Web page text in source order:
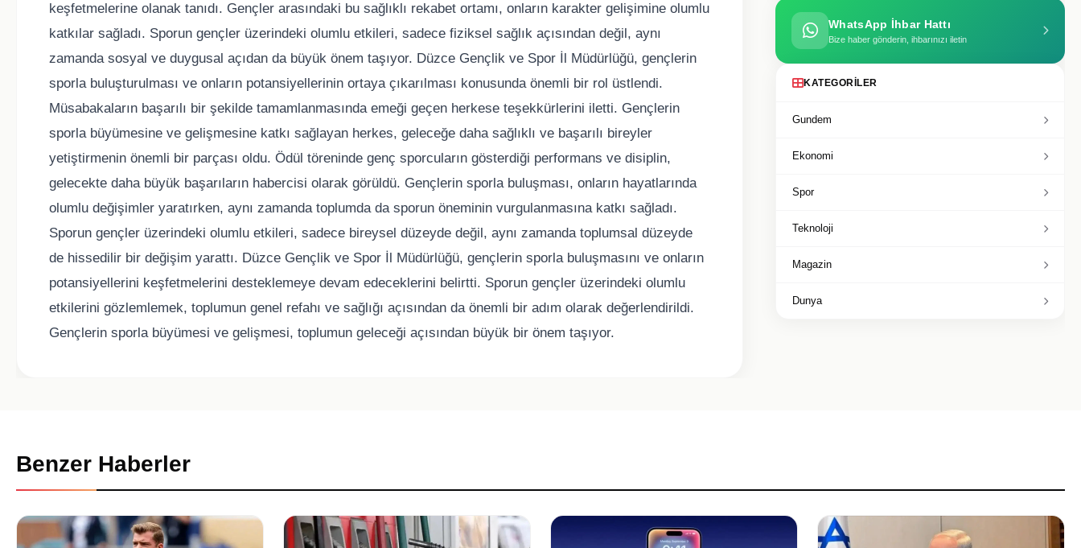
keşfetmelerine olanak tanıdı. Gençler arasındaki bu sağlıklı rekabet ortamı, onların karakter gelişimine olumlu
katkılar sağladı. Sporun gençler üzerindeki olumlu etkileri, sadece fiziksel sağlık açısından değil, aynı
zamanda sosyal ve duygusal açıdan da büyük önem taşıyor. Düzce Gençlik ve Spor İl Müdürlüğü, gençlerin
sporla buluşturulması ve onların potansiyellerinin ortaya çıkarılması konusunda önemli bir rol üstlendi.
Müsabakaların başarılı bir şekilde tamamlanmasında emeği geçen herkese teşekkürlerini iletti. Gençlerin
sporla büyümesine ve gelişmesine katkı sağlayan herkes, geleceğe daha sağlıklı ve başarılı bireyler
yetiştirmenin önemli bir parçası oldu. Ödül töreninde genç sporcuların gösterdiği performans ve disiplin,
gelecekte daha büyük başarıların habercisi olarak görüldü. Gençlerin sporla buluşması, onların hayatlarında
olumlu değişimler yaratırken, aynı zamanda toplumda da sporun öneminin vurgulanmasına katkı sağladı.
Sporun gençler üzerindeki olumlu etkileri, sadece bireysel düzeyde değil, aynı zamanda toplumsal düzeyde
de hissedilir bir değişim yarattı. Düzce Gençlik ve Spor İl Müdürlüğü, gençlerin sporla buluşmasını ve onların
potansiyellerini keşfetmelerini desteklemeye devam edeceklerini belirtti. Sporun gençler üzerindeki olumlu
etkilerini gözlemlemek, toplumun genel refahı ve sağlığı açısından da önemli bir adım olarak değerlendirildi.
Gençlerin sporla büyümesi ve gelişmesi, toplumun geleceği açısından büyük bir önem taşıyor.
WhatsApp İhbar Hattı
Bize haber gönderin, ihbarınızı iletin
KATEGORILER
Gundem
Ekonomi
Spor
Teknoloji
Magazin
Dunya
Benzer Haberler